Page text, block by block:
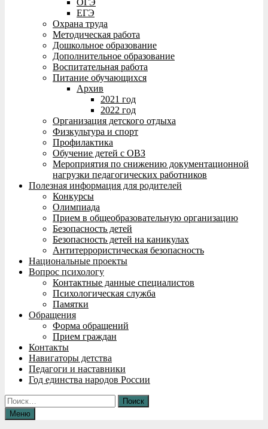
ОГЭ
ЕГЭ
Охрана труда
Методическая работа
Дошкольное образование
Дополнительное образование
Воспитательная работа
Питание обучающихся
Архив
2021 год
2022 год
Организация детского отдыха
Физкультура и спорт
Профилактика
Обучение детей с ОВЗ
Мероприятия по снижению документационной
нагрузки педагогических работников
Полезная информация для родителей
Конкурсы
Олимпиада
Прием в общеобразовательную организацию
Безопасность детей
Безопасность детей на каникулах
Антитеррористическая безопасность
Национальные проекты
Вопрос психологу
Контактные данные специалистов
Психологическая служба
Памятки
Обращения
Форма обращений
Прием граждан
Контакты
Навигаторы детства
Педагоги и наставники
Год единства народов России
Найти:
Меню